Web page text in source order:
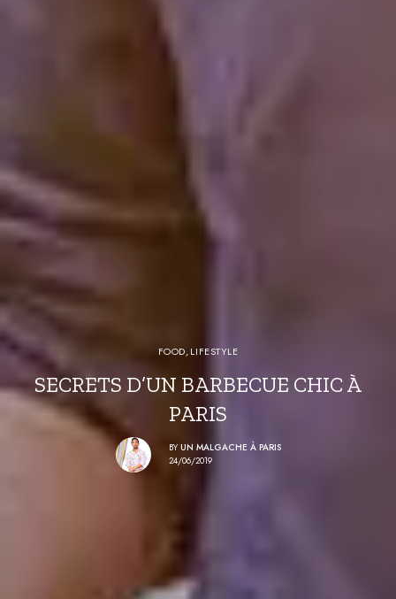
FOOD,LIFESTYLE
SECRETS D’UN BARBECUE CHIC À
PARIS
BY UN MALGACHE À PARIS
24/06/2019